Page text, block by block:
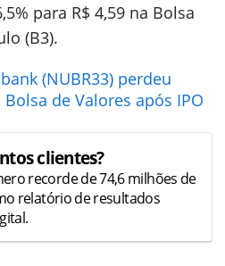
para R$ 4,59 na Bolsa
(B3).
(NUBR33) perdeu
de Valores após IPO
clientes?
recorde de 74,6 milhões de
relatório de resultados